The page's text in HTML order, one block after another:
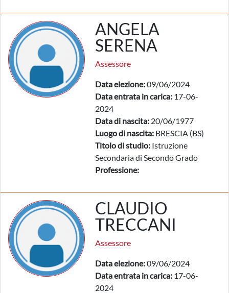
ANGELA
SERENA
Assessore
Data elezione:09/06/2024
Data entrata in carica: 17-06-
2024
Data di nascita: 20/06/1977
Luogo di nascita: BRESCIA (BS)
Titolo di studio: Istruzione
Secondaria di Secondo Grado
Professione:
CLAUDIO
TRECCANI
Assessore
Data elezione:09/06/2024
Data entrata in carica: 17-06-
2024